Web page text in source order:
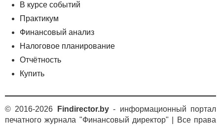
В курсе событий
Практикум
Финансовый анализ
Налоговое планирование
Отчётность
Купить
© 2016-2026 Findirector.by- информационный портал
печатного журнала "Финансовый директор" | Все права